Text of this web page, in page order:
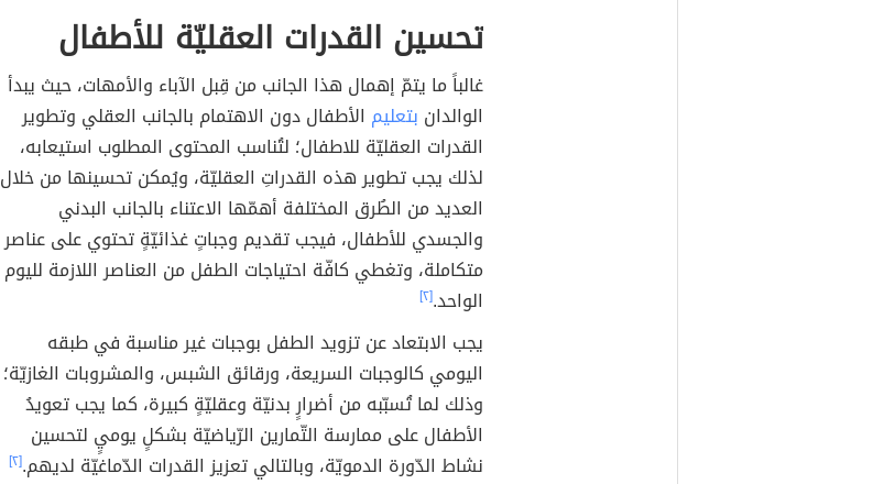
تحسين القدرات العقليّة للأطفال
غالباً ما يتمّ إهمال هذا الجانب من قِبل الآباء والأمهات، حيث يبدأ
الوالدان بتعليم الأطفال دون الاهتمام بالجانب العقلي وتطوير
القدرات العقليّة للاطفال؛ لتُناسب المحتوى المطلوب استيعابه،
لذلك يجب تطوير هذه القدراتِ العقليّة، ويُمكن تحسينها من خلال
العديد من الطُرق المختلفة أهمّها الاعتناء بالجانب البدني
والجسدي للأطفال، فيجب تقديم وجباتٍ غذائيّةٍ تحتوي على عناصر
متكاملة، وتغطي كافّة احتياجات الطفل من العناصر اللازمة لليوم
الواحد.[٢]
يجب الابتعاد عن تزويد الطفل بوجبات غير مناسبة في طبقه
اليومي كالوجبات السريعة، ورقائق الشبس، والمشروبات الغازيّة؛
وذلك لما تُسبّبه من أضرارٍ بدنيّة وعقليّةٍ كبيرة، كما يجب تعويدُ
الأطفال على ممارسة التّمارين الرّياضيّة بشكلٍ يوميٍ لتحسين
نشاط الدّورة الدمويّة، وبالتالي تعزيز القدرات الدّماغيّة لديهم.[٢]